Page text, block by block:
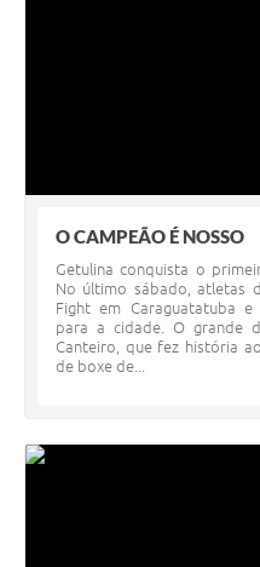
O CAMPEÃO É NOSSO
Getulina conquista o
No último sábado, atletas
Fight em Caraguatatuba
para a cidade. O grande
Canteiro, que fez história
de boxe de...